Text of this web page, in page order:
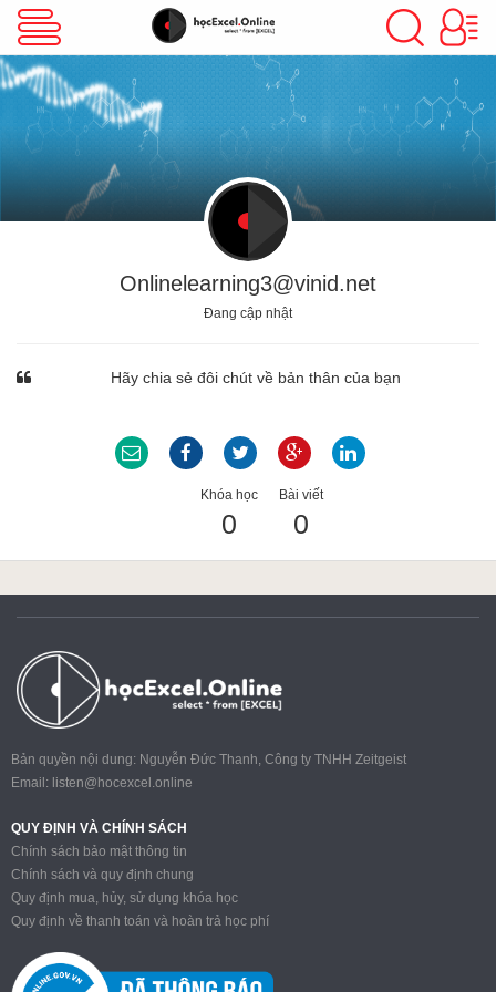
VBA Excel
Excel Cơ Bản
Excel Nâng Cao
Google Sheet
MOS
Power BI
Onlinelearning3@vinid.net
Đang cập nhật
Hãy chia sẻ đôi chút về bản thân của bạn
Khóa học
0
Bài viết
0
Bản quyền nội dung: Nguyễn Đức Thanh, Công ty TNHH Zeitgeist
Email: listen@hocexcel.online
QUY ĐỊNH VÀ CHÍNH SÁCH
Chính sách bảo mật thông tin
Chính sách và quy định chung
Quy định mua, hủy, sử dụng khóa học
Quy định về thanh toán và hoàn trả học phí